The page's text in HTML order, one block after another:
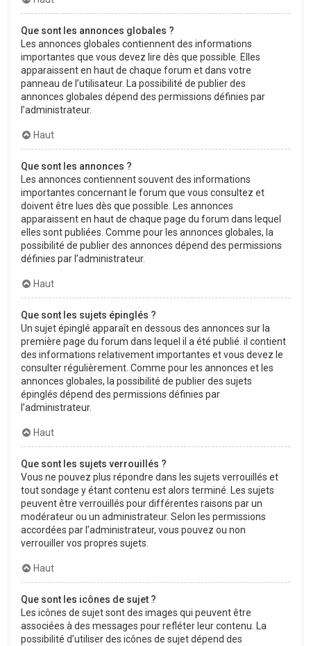
Que sont les annonces globales ?
Les annonces globales contiennent des informations
importantes que vous devez lire dès que possible. Elles
apparaissent en haut de chaque forum et dans votre
panneau de l’utilisateur. La possibilité de publier des
annonces globales dépend des permissions définies par
l’administrateur.
Haut
Que sont les annonces ?
Les annonces contiennent souvent des informations
importantes concernant le forum que vous consultez et
doivent être lues dès que possible. Les annonces
apparaissent en haut de chaque page du forum dans lequel
elles sont publiées. Comme pour les annonces globales, la
possibilité de publier des annonces dépend des permissions
définies par l’administrateur.
Haut
Que sont les sujets épinglés ?
Un sujet épinglé apparaît en dessous des annonces sur la
première page du forum dans lequel il a été publié. il contient
des informations relativement importantes et vous devez le
consulter régulièrement. Comme pour les annonces et les
annonces globales, la possibilité de publier des sujets
épinglés dépend des permissions définies par
l’administrateur.
Haut
Que sont les sujets verrouillés ?
Vous ne pouvez plus répondre dans les sujets verrouillés et
tout sondage y étant contenu est alors terminé. Les sujets
peuvent être verrouillés pour différentes raisons par un
modérateur ou un administrateur. Selon les permissions
accordées par l’administrateur, vous pouvez ou non
verrouiller vos propres sujets.
Haut
Que sont les icônes de sujet ?
Les icônes de sujet sont des images qui peuvent être
associées à des messages pour refléter leur contenu. La
possibilité d’utiliser des icônes de sujet dépend des